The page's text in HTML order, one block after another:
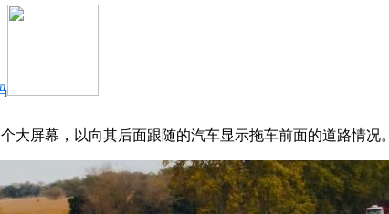
大屏幕，以向其后面跟随的汽车显示拖车前面的道路情况。